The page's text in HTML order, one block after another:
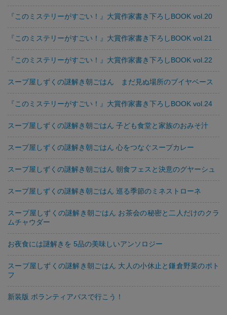
『このミステリーがすごい！』大賞作家書き下ろしBOOK vol.20
『このミステリーがすごい！』大賞作家書き下ろしBOOK vol.21
『このミステリーがすごい！』大賞作家書き下ろしBOOK vol.22
スープ屋しずくの謎解き朝ごはん まだ見ぬ場所のブイヤベース
『このミステリーがすごい！』大賞作家書き下ろしBOOK vol.24
スープ屋しずくの謎解き朝ごはん 子ども食堂と家族のおみそ汁
スープ屋しずくの謎解き朝ごはん 心をつなぐスープカレー
スープ屋しずくの謎解き朝ごはん 朝食フェスと決意のグヤーシュ
スープ屋しずくの謎解き朝ごはん 巡る季節のミネストローネ
スープ屋しずくの謎解き朝ごはん お茶会の秘密と二人だけのクラ
ムチャウダー
お夜食には謎解きを 5品の美味しいアンソロジー
スープ屋しずくの謎解き朝ごはん 大人の小休止と鎌倉野菜のポト
フ
新装版 ボランティアバスで行こう！